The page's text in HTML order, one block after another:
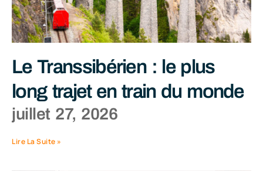
Le Transsibérien : le plus
long trajet en train du monde
juillet 27, 2026
Lire La Suite »